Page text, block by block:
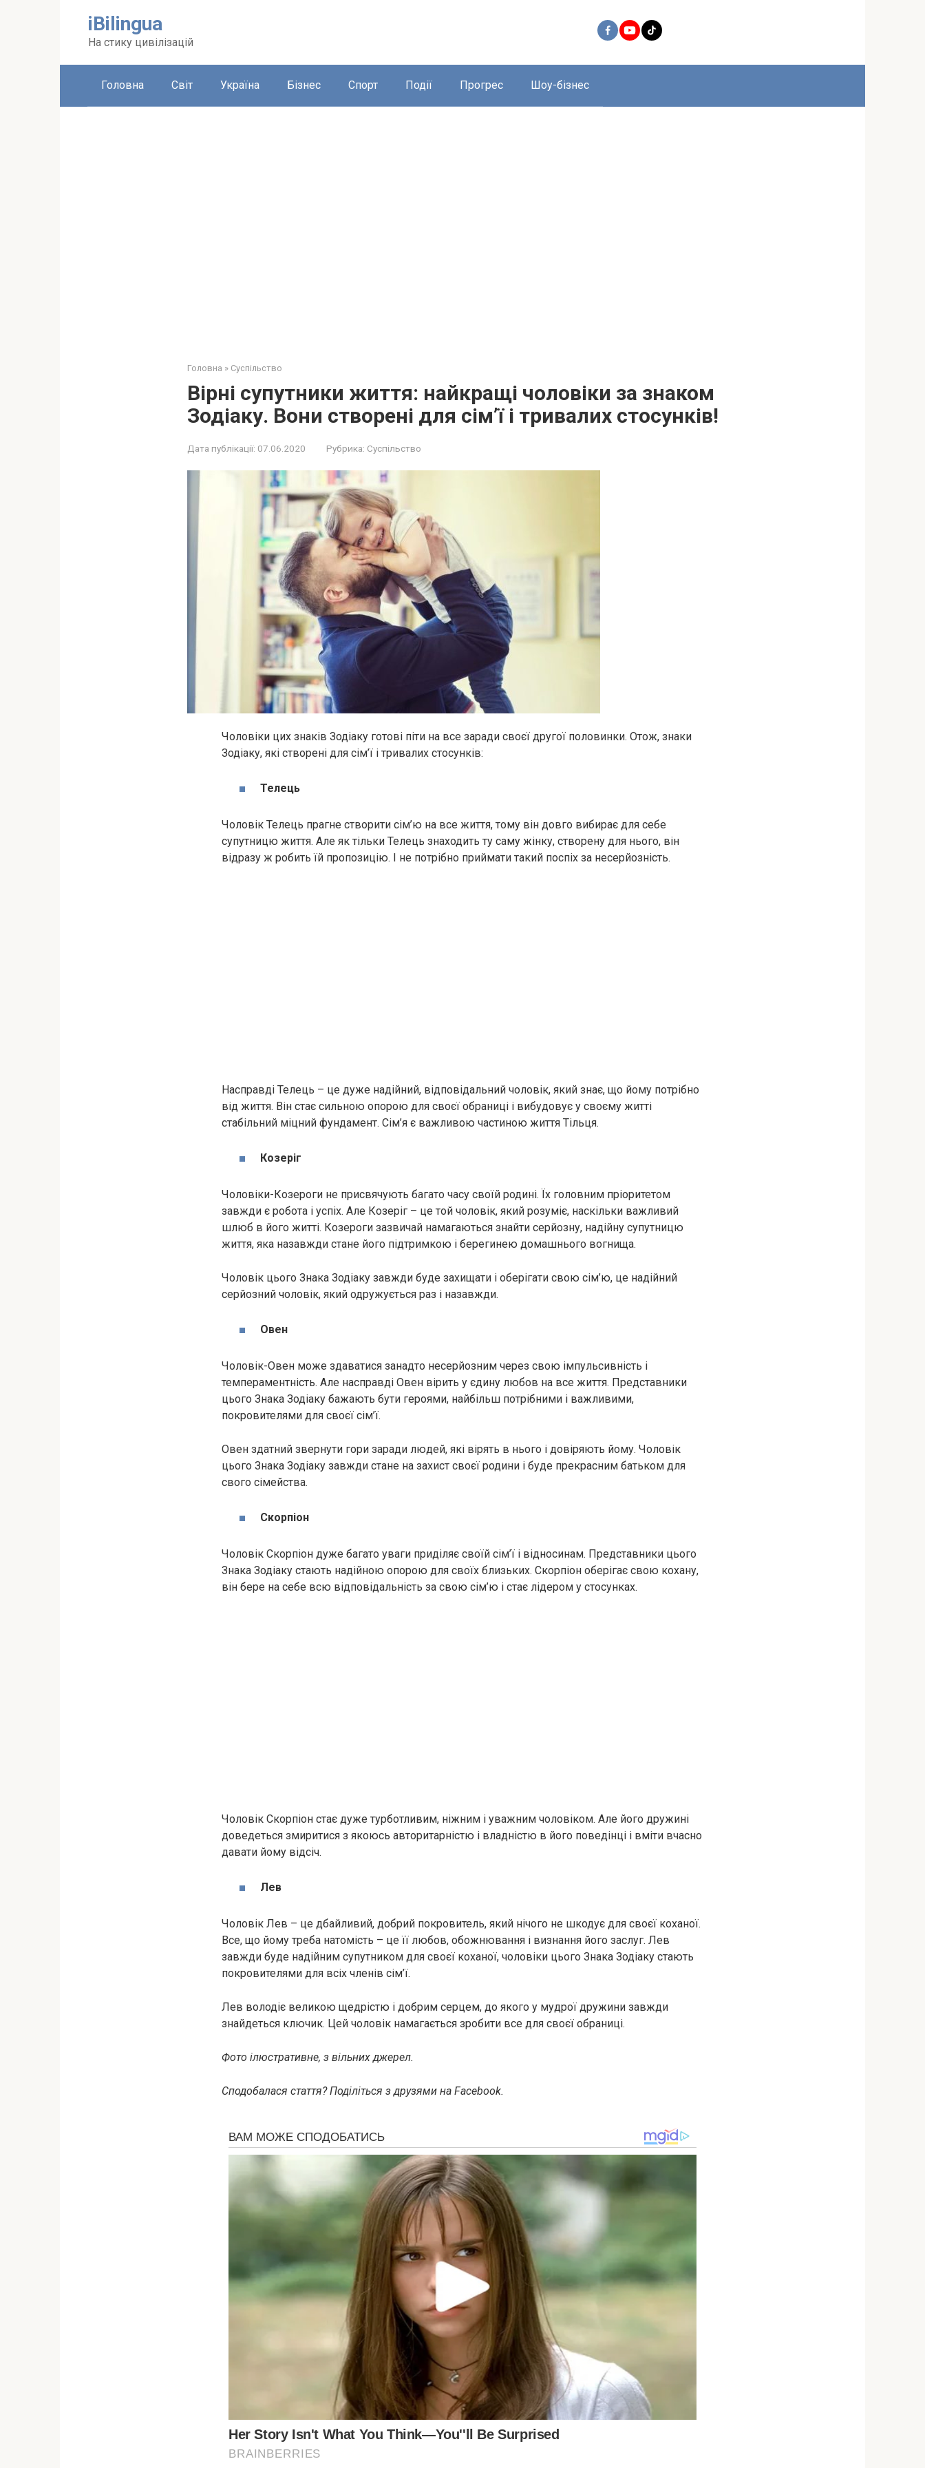
iBilingua
На стику цивілізацій
Головна Світ Україна Бізнес Спорт Події Прогрес Шоу-бізнес
Головна » Суспільство
Вірні супутники життя: найкращі чоловіки за знаком
Зодіаку. Вони створені для сім’ї і тривалих стосунків!
Дата публікації: 07.06.2020 Рубрика: Суспільство
Чоловіки цих знаків Зодіаку готові піти на все заради своєї другої половинки. Отож, знаки
Зодіаку, які створені для сім’ї і тривалих стосунків:
Телець
Чоловік Телець прагне створити сім’ю на все життя, тому він довго вибирає для себе
супутницю життя. Але як тільки Телець знаходить ту саму жінку, створену для нього, він
відразу ж робить їй пропозицію. І не потрібно приймати такий поспіх за несерйозність.
Насправді Телець – це дуже надійний, відповідальний чоловік, який знає, що йому потрібно
від життя. Він стає сильною опорою для своєї обраниці і вибудовує у своєму житті
стабільний міцний фундамент. Сім’я є важливою частиною життя Тільця.
Козеріг
Чоловіки-Козероги не присвячують багато часу своїй родині. Їх головним пріоритетом
завжди є робота і успіх. Але Козеріг – це той чоловік, який розуміє, наскільки важливий
шлюб в його житті. Козероги зазвичай намагаються знайти серйозну, надійну супутницю
життя, яка назавжди стане його підтримкою і берегинею домашнього вогнища.
Чоловік цього Знака Зодіаку завжди буде захищати і оберігати свою сім’ю, це надійний
серйозний чоловік, який одружується раз і назавжди.
Овен
Чоловік-Овен може здаватися занадто несерйозним через свою імпульсивність і
темпераментність. Але насправді Овен вірить у єдину любов на все життя. Представники
цього Знака Зодіаку бажають бути героями, найбільш потрібними і важливими,
покровителями для своєї сім’ї.
Овен здатний звернути гори заради людей, які вірять в нього і довіряють йому. Чоловік
цього Знака Зодіаку завжди стане на захист своєї родини і буде прекрасним батьком для
свого сімейства.
Скорпіон
Чоловік Скорпіон дуже багато уваги приділяє своїй сім’ї і відносинам. Представники цього
Знака Зодіаку стають надійною опорою для своїх близьких. Скорпіон оберігає свою кохану,
він бере на себе всю відповідальність за свою сім’ю і стає лідером у стосунках.
Чоловік Скорпіон стає дуже турботливим, ніжним і уважним чоловіком. Але його дружині
доведеться змиритися з якоюсь авторитарністю і владністю в його поведінці і вміти вчасно
давати йому відсіч.
Лев
Чоловік Лев – це дбайливий, добрий покровитель, який нічого не шкодує для своєї коханої.
Все, що йому треба натомість – це її любов, обожнювання і визнання його заслуг. Лев
завжди буде надійним супутником для своєї коханої, чоловіки цього Знака Зодіаку стають
покровителями для всіх членів сім’ї.
Лев володіє великою щедрістю і добрим серцем, до якого у мудрої дружини завжди
знайдеться ключик. Цей чоловік намагається зробити все для своєї обраниці.
Фото ілюстративне, з вільних джерел.
Сподобалася стаття? Поділіться з друзями на Facebook.